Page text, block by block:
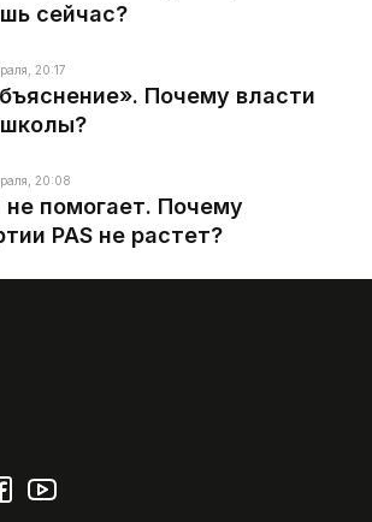
сейчас?
20:17
Почему власти
20:08
помогает. Почему
PAS не растет?